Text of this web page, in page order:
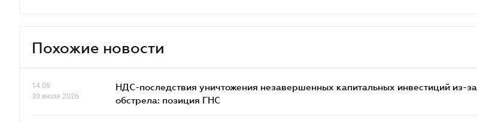
Похожие новости
14.08
30 июля 2026
НДС-последствия уничтожения незавершенных капитальных инвестиций из-за
обстрела: позиция ГНС